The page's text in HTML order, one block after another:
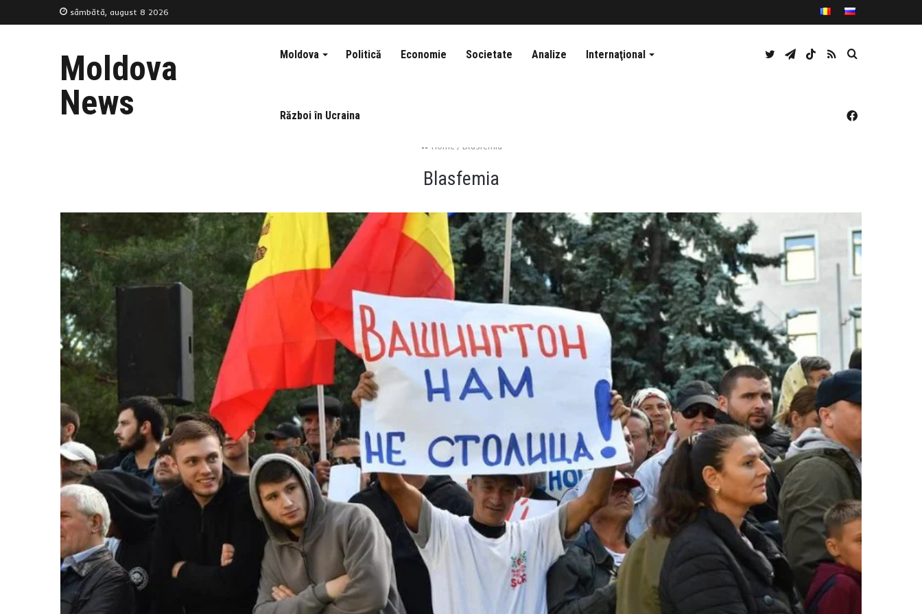
sâmbătă, august 8 2026
Moldova
News
Moldova Politică Economie Societate Analize Internaţional
Război în Ucraina
Caută
RSS
TikTok
Telegram
Twitter
Facebook
Home / Blasfemia
Blasfemia